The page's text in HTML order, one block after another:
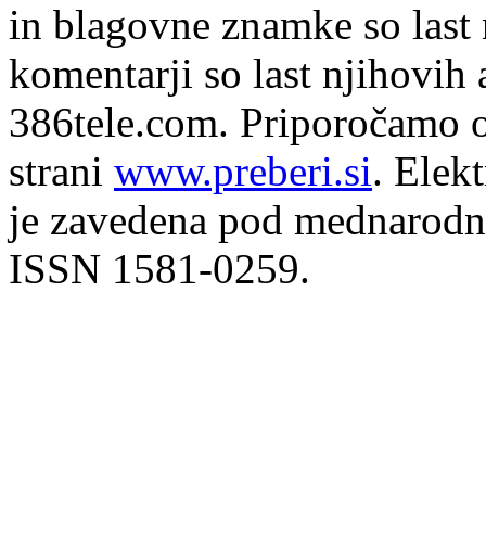
in blagovne znamke so
komentarji so last njihovih
386tele.com. Priporočamo
strani www.preberi.si.
je zavedena pod
ISSN 1581-0259.